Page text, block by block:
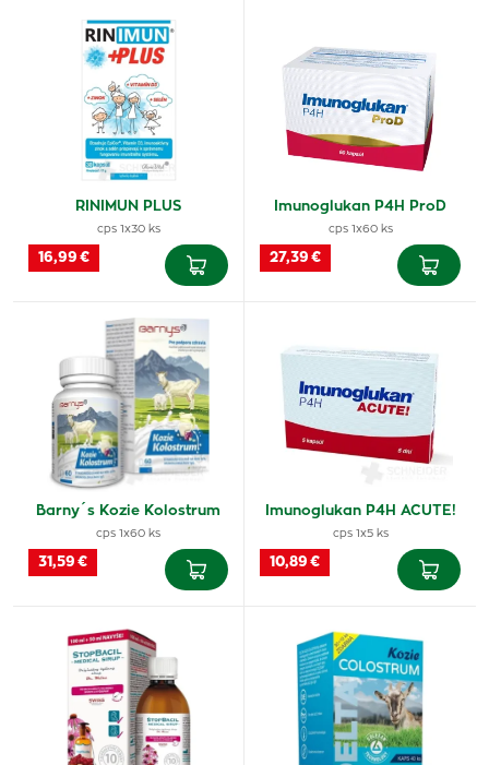
RINIMUN PLUS
cps 1x30 ks
16,99 €
Imunoglukan P4H ProD
cps 1x60 ks
27,39 €
Barny´s Kozie Kolostrum
cps 1x60 ks
31,59 €
Imunoglukan P4H ACUTE!
cps 1x5 ks
10,89 €